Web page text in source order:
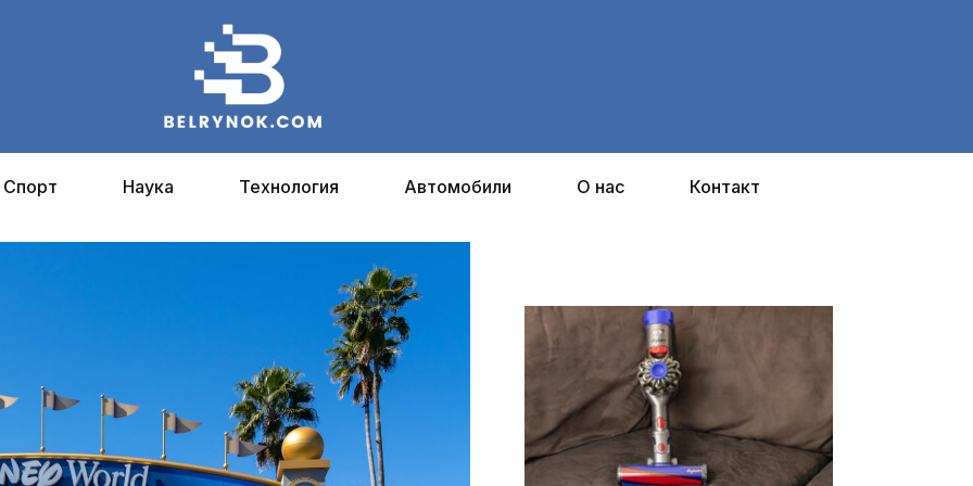
Спорт Наука Технология Автомобили О нас Контакт